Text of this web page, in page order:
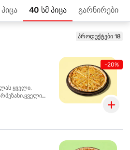
40 სმ პიცა გარნირები
პროდუქტები 18
-20%
ყველი,